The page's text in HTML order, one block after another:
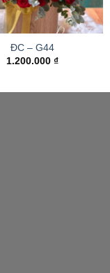
ĐC – G44
1.200.000 ₫